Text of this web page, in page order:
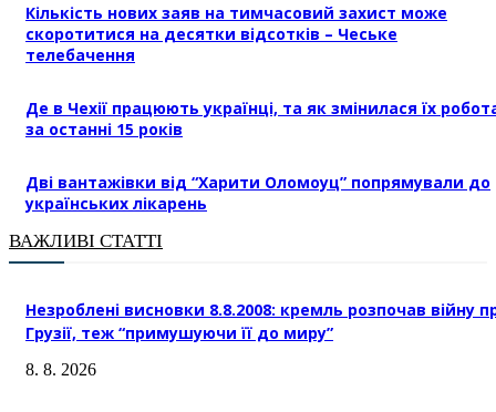
Кількість нових заяв на тимчасовий захист може
скоротитися на десятки відсотків – Чеське
телебачення
Де в Чехії працюють українці, та як змінилася їх
за останні 15 років
Дві вантажівки від “Харити Оломоуц” попрямували до
українських лікарень
ВАЖЛИВІ СТАТТІ
Незроблені висновки 8.8.2008: кремль розпочав війну
Грузії, теж “примушуючи її до миру”
8. 8. 2026